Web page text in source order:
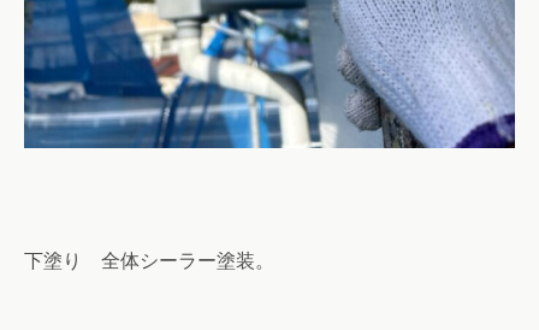
下塗り 全体シーラー塗装。